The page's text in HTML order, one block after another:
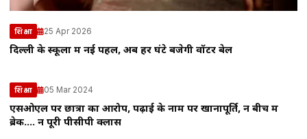
शिक्षा 25 Apr 2026
दिल्ली के स्कूलों में नई पहल, अब हर घंटे बजेगी वॉटर बेल
शिक्षा 05 Mar 2024
एसओएल पर छात्रों का आरोप, पढ़ाई के नाम पर खानापूर्ति, न बीच में
ब्रेक…. न पूरी पीसीपी क्लास